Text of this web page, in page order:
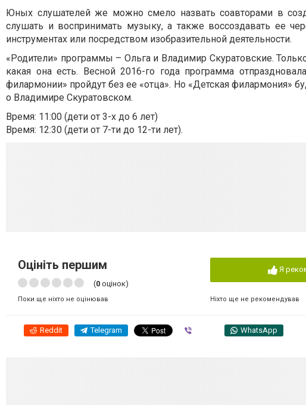
Юных слушателей же можно смело назвать соавторами в
слушать и воспринимать музыку, а также воссоздавать ее
инструментах или посредством изобразительной деятельности.
«Родители» программы – Ольга и Владимир Скуратовские.
какая она есть. Весной 2016-го года программа
филармонии» пройдут без ее «отца». Но «Детская филармония»
о Владимире Скуратовском.
Время: 11:00 (дети от 3-х до 6 лет)
Время: 12:30 (дети от 7-ти до 12-ти лет).
Оцініть першим
(0 оцінок)
Поки ще ніхто не оцінював
Я
Ніхто ще не рекомендував
Reddit Telegram WhatsApp